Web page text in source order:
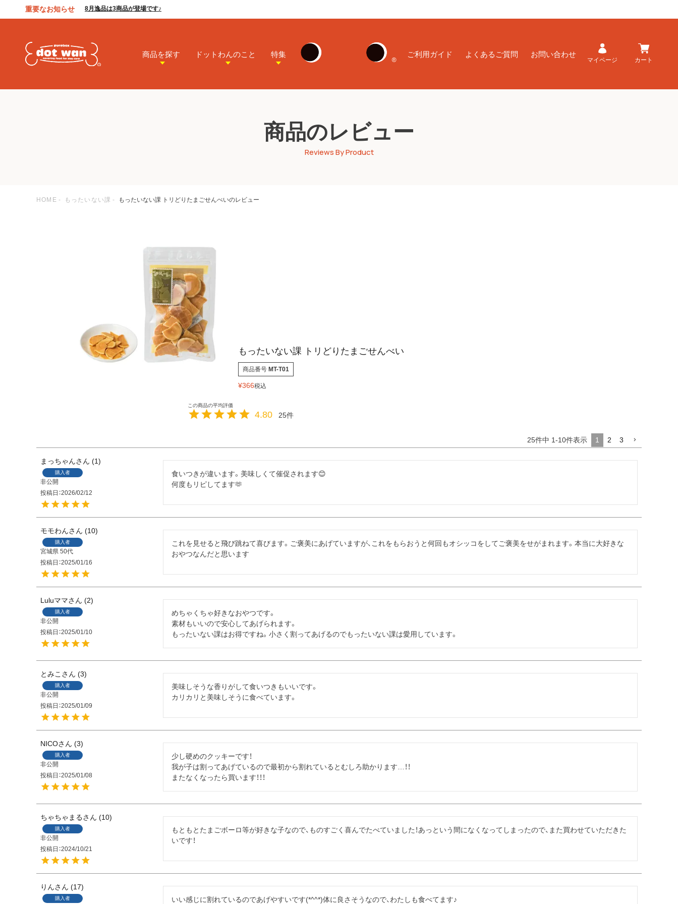
重要なお知らせ 8月逸品は3商品が登場です♪
特集
ドットわんのこと
商品を探す ご利用ガイド よくあるご質問 お問い合わせ
マイページ カート
商品のレビュー
Reviews By Product
HOME もったいない課 もったいない課 トリどりたまごせんべいのレビュー
もったいない課 トリどりたまごせんべい
商品番号 MT-T01
¥366税込
4.80 25
25件中 1-10件表示 1 2 3
まっちゃん 1
購入者
非公開
投稿日 2026/02/12
食いつきが違います。美味しくて催促されます😊
何度もリピしてます🫶
モモわん 10
購入者
宮城県 50代
投稿日 2025/01/16
これを見せると飛び跳ねて喜びます。ご褒美にあげていますが、これをもらおうと何回もオシッコをしてご褒美をせがまれます。本当に大好きな
おやつなんだと思います
Luluママ 2
購入者
非公開
投稿日 2025/01/10
めちゃくちゃ好きなおやつです。
素材もいいので安心してあげられます。
もったいない課はお得ですね。小さく割ってあげるのでもったいない課は愛用しています。
とみこ 3
購入者
非公開
投稿日 2025/01/09
美味しそうな香りがして食いつきもいいです。
カリカリと美味しそうに食べています。
NICO 3
購入者
非公開
投稿日 2025/01/08
少し硬めのクッキーです！
我が子は割ってあげているので最初から割れているとむしろ助かります…！！
またなくなったら買います！！！
ちゃちゃまる 10
購入者
非公開
投稿日 2024/10/21
もともとたまごボーロ等が好きな子なので、ものすごく喜んでたべていました！あっという間になくなってしまったので、また買わせていただきた
いです！
りん 17
購入者 いい感じに割れているのであげやすいです(*^^*)体に良さそうなので、わたしも食べてます♪